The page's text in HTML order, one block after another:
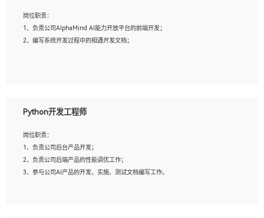
2、熟悉产品及需求规划工具，如:Axure、Xmind、MS Project等；
3、具备良好的交流协调能力，有较强的责任感、工作积极主动；
4、有较强的系统需求分析、文档编写能力、沟通能力；
岗位职责：
1、负责公司AlphaMind AI能力开放平台的前端开发；
2、编写系统开发过程中的相遇开发文档；
3、熟悉react/vue/angular任何一种前端框架，熟悉react优先；
5、善于沟通，具有团队意识；
Python开发工程师
岗位职责：
1、负责公司后台产品开发；
2、负责公司后端产品的性能调优工作；
3、参与公司AI产品的开发、实施、测试文档编写工作。